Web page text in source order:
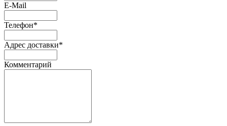
E-Mail
Телефон*
Адрес доставки*
Комментарий